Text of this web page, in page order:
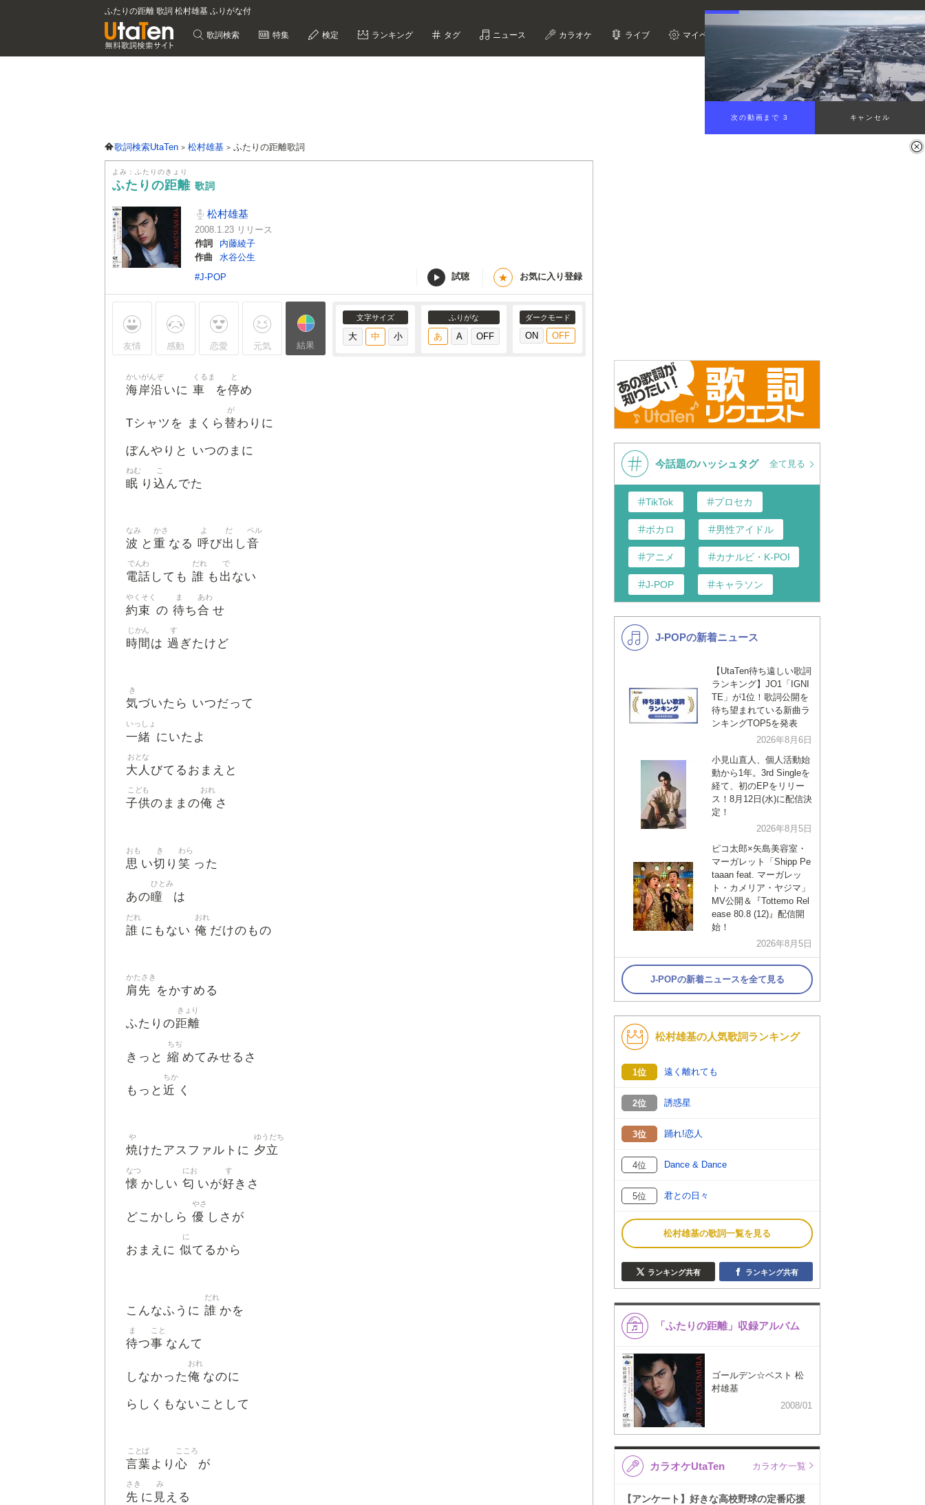
ふたりの距離 歌詞 松村雄基 ふりがな付
歌詞検索 特集 検定 ランキング タグ ニュース カラオケ ライブ マイページ
歌詞検索UtaTen 松村雄基 ふたりの距離歌詞
よみ：ふたりのきょり
ふたりの距離 歌詞
松村雄基
2008.1.23 リリース
作詞
内藤綾子
作曲
水谷公生
#J-POP
試聴 ★ お気に入り登録
友情 感動 恋愛 元気 結果
文字サイズ ふりがな ダークモード
海岸沿
かいがんぞ
いに 車
くるま
を停
と
め
Tシャツを まくら 替
が
わりに
ぼんやりと いつのまに
眠
ねむ
り 込
こ
んでた
波
なみ
と 重
かさ
なる 呼
よ
び出
だ
し音
ベル
電話
でんわ
しても 誰
だれ
も 出
で
ない
約束
やくそく
の 待
ま
ち合
あわ
せ
時間
じかん
は 過
す
ぎたけど
気
き
づいたら いつだって
一緒
いっしょ
にいたよ
大人
おとな
びてるおまえと
子供
こども
のままの俺
おれ
さ
思
おも
い切
き
り 笑
わら
った
あの瞳
ひとみ
は
誰
だれ
にもない 俺
おれ
だけのもの
肩先
かたさき
をかすめる
ふたりの距離
きょり
きっと 縮
ちぢ
めてみせるさ
もっと 近
ちか
く
焼
や
けたアスファルトに 夕立
ゆうだち
懐
なつ
かしい 匂
にお
いが好
す
きさ
どこかしら 優
やさ
しさが
おまえに 似
に
てるから
こんなふうに 誰
だれ
かを
待
ま
つ事
こと
なんて
しなかった俺
おれ
なのに
らしくもないことして
言葉
ことば
より 心
こころ
が
先
さき
に 見
み
える
次の動画まで 2 キャンセル
今話題のハッシュタグ 全て見る
TikTok プロセカ
ボカロ 男性アイドル
アニメ カナルビ・K-POP和訳
J-POP キャラソン
K-POP 演歌・歌謡
洋楽
ディズニー
J-POPの新着ニュース
【UtaTen待ち遠しい歌詞
ランキング】JO1「IGNI
TE」が1位！歌詞公開を
待ち望まれている新曲ラ
ンキングTOP5を発表
2026年8月6日
小見山直人、個人活動始
動から1年。3rd Singleを
経て、初のEPをリリー
ス！8月12日(水)に配信決
定！
2026年8月5日
ピコ太郎×矢島美容室・
マーガレット「Shipp Pe
taaan feat. マーガレッ
ト・カメリア・ヤジマ」
MV公開＆『Tottemo Rel
ease 80.8 (12)』配信開
始！
2026年8月5日
J-POPの新着ニュースを全て見る
松村雄基の人気歌詞ランキング
1位 遠く離れても
2位 誘惑星
3位 踊れ!恋人
4位 Dance & Dance
5位 君との日々
松村雄基の歌詞一覧を見る
ランキング共有 ランキング共有
「ふたりの距離」収録アルバム
ゴールデン☆ベスト 松
村雄基
2008/01
カラオケUtaTen カラオケ一覧
【アンケート】好きな高校野球の定番応援